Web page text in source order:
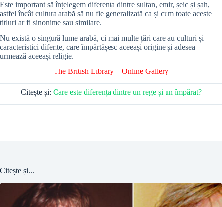
Este important să înțelegem diferența dintre sultan, emir, șeic și șah,
astfel încât cultura arabă să nu fie generalizată ca și cum toate aceste
titluri ar fi sinonime sau similare.
Nu există o singură lume arabă, ci mai multe țări care au culturi și
caracteristici diferite, care împărtășesc aceeași origine și adesea
urmează aceeași religie.
The British Library – Online Gallery
Citește și: Care este diferența dintre un rege și un împărat?
Citește și...